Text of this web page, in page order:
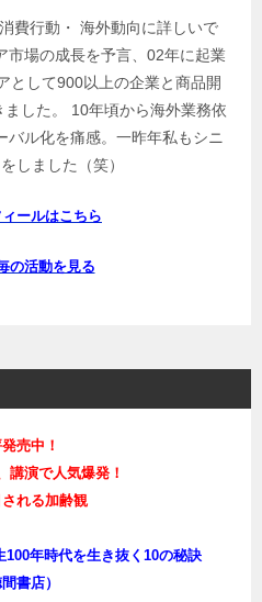
費行動・ 海外動向に詳しいで
市場の成長を予言、02年に起業
として900以上の企業と商品開
した。 10年頃から海外業務依
バル化を痛感。一昨年私もシニ
しました（笑）
ールはこちら
の活動を見る
売中！
講演で人気爆発！
れる加齢観
100年時代を生き抜く10の秘訣
間書店）